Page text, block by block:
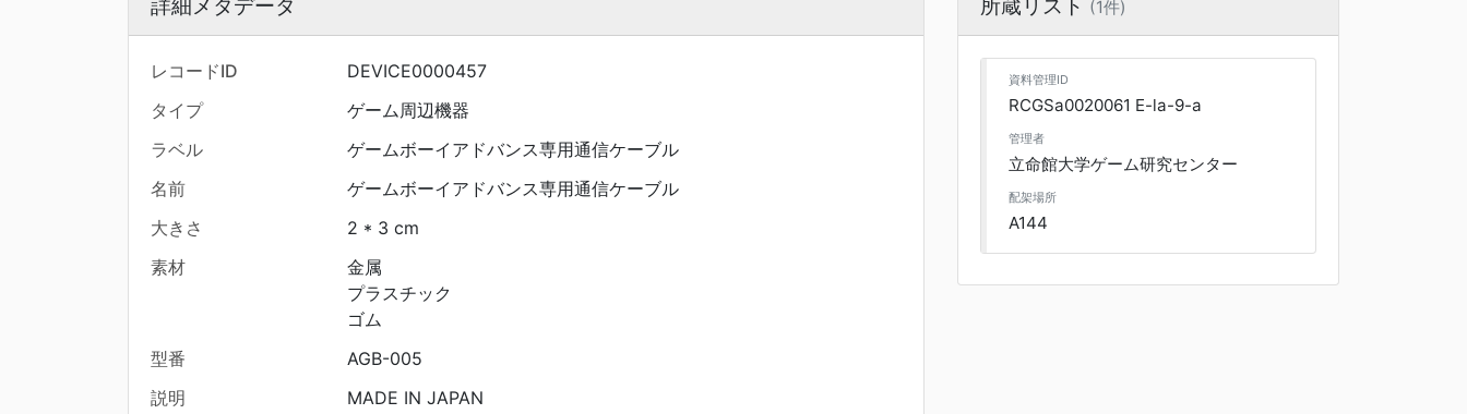
詳細メタデータ
レコードID
DEVICE0000457
タイプ
ゲーム周辺機器
ラベル
ゲームボーイアドバンス専用通信ケーブル
名前
ゲームボーイアドバンス専用通信ケーブル
大きさ
2 * 3 cm
素材
金属
プラスチック
ゴム
型番
AGB-005
説明
MADE IN JAPAN
所蔵リスト (1件)
資料管理ID
RCGSa0020061 E-la-9-a
管理者
立命館大学ゲーム研究センター
配架場所
A144